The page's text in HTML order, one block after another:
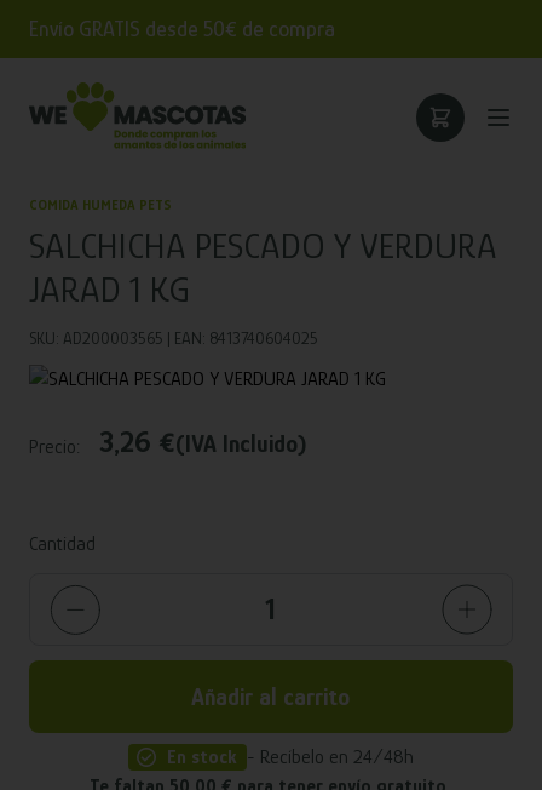
Envío GRATIS desde 50€ de compra
COMIDA HUMEDA PETS
SALCHICHA PESCADO Y VERDURA
JARAD 1 KG
SKU: AD200003565 | EAN: 8413740604025
Precio: 3,26 €(IVA Incluido)
Cantidad
Añadir al carrito
En stock - Recíbelo en 24/48h